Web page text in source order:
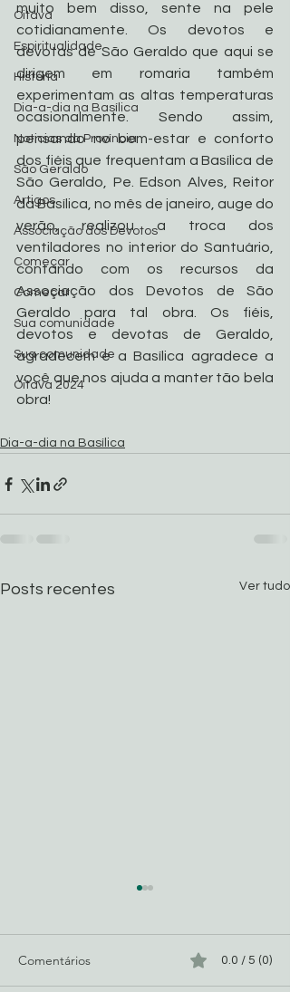
Oitava
Espiritualidade
História
Dia-a-dia na Basílica
Noticias da Província
São Geraldo
Artigos
Associação dos Devotos
Começar
Começar
Sua comunidade
Sua comunidade
Oitava 2024
muito bem disso, sente na pele
cotidianamente. Os devotos e
devotas de São Geraldo que aqui se
dirigem em romaria também
experimentam as altas temperaturas
ocasionalmente. Sendo assim,
pensando no bem-estar e conforto
dos fiéis que frequentam a Basílica de
São Geraldo, Pe. Edson Alves, Reitor
da Basílica, no mês de janeiro, auge do
verão, realizou a troca dos
ventiladores no interior do Santuário,
contando com os recursos da
Associação dos Devotos de São
Geraldo para tal obra. Os fiéis,
devotos e devotas de Geraldo,
agradecem e a Basílica agradece a
você que nos ajuda a manter tão bela
obra!
Dia-a-dia na Basílica
Posts recentes Ver tudo
Comentários 0.0 / 5 (0)